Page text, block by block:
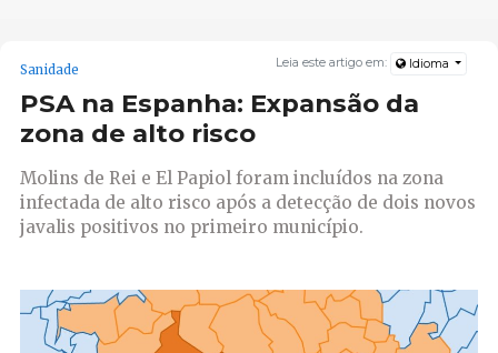
Leia este artigo em: Idioma
Sanidade
PSA na Espanha: Expansão da
zona de alto risco
Molins de Rei e El Papiol foram incluídos na zona
infectada de alto risco após a detecção de dois novos
javalis positivos no primeiro município.